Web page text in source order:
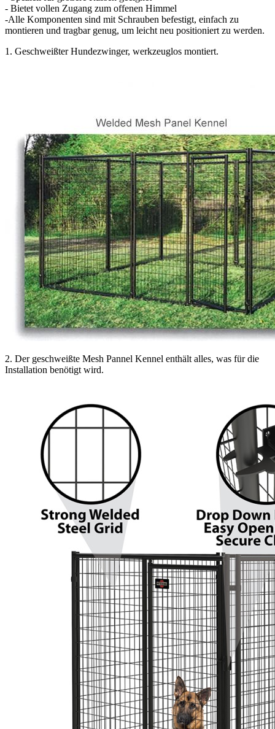
- Bietet vollen Zugang zum offenen Himmel
-Alle Komponenten sind mit Schrauben befestigt, einfach zu
montieren und tragbar genug, um leicht neu positioniert zu werden.
1. Geschweißter Hundezwinger, werkzeuglos montiert.
2. Der geschweißte Mesh Pannel Kennel enthält alles, was für die
Installation benötigt wird.